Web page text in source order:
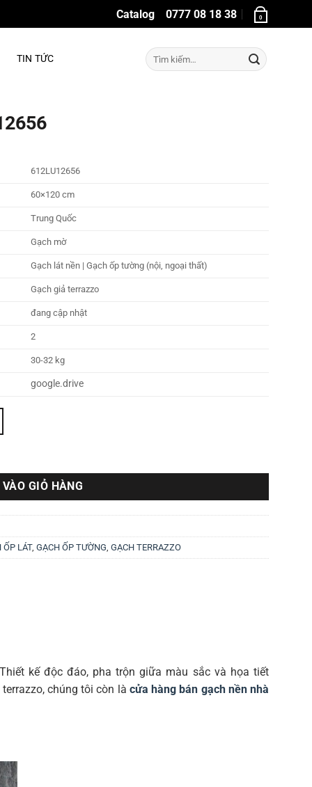
Catalog 0777 08 18 38 0
TIN TỨC
Tìm
kiếm:
612LU12656
60×120 cm
Trung Quốc
Gạch mờ
Gạch lát nền | Gạch ốp tường (nội, ngoại thất)
Gạch giả terrazzo
đang cập nhật
2
30-32 kg
google.drive
GIỎ HÀNG
ỐP LÁT, GẠCH ỐP TƯỜNG, GẠCH TERRAZZO
kế độc đáo, pha trộn giữa màu sắc và họa tiết
chúng tôi còn là cửa hàng bán gạch nền nhà